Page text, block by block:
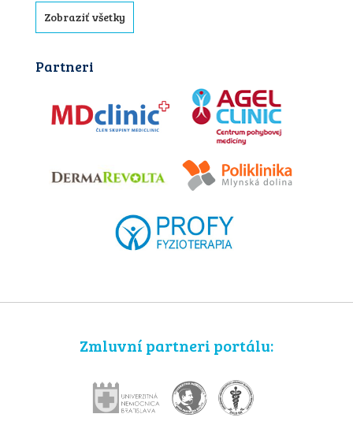
Zobraziť všetky
Partneri
Zmluvní partneri portálu: